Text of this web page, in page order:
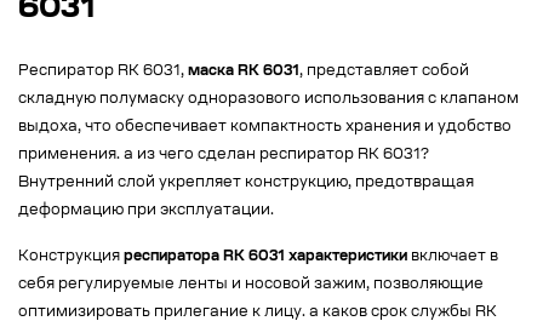
6031
Респиратор RK 6031, маска RK 6031, представляет собой
складную полумаску одноразового использования с клапаном
выдоха, что обеспечивает компактность хранения и удобство
применения. а из чего сделан респиратор RK 6031?
Внутренний слой укрепляет конструкцию, предотвращая
деформацию при эксплуатации.
Конструкция респиратора RK 6031 характеристики включает в
себя регулируемые ленты и носовой зажим, позволяющие
оптимизировать прилегание к лицу. а каков срок службы RK